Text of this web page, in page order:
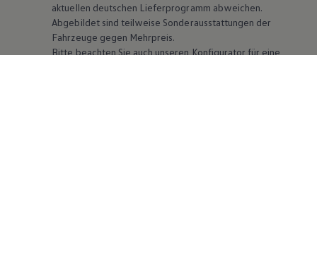
aktuellen deutschen Lieferprogramm abweichen.
Abgebildet sind teilweise Sonderausstattungen der
Fahrzeuge gegen Mehrpreis.
Bitte beachten Sie auch unseren Konfigurator für eine